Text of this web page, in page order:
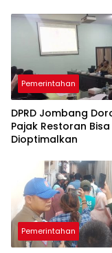
Tingkatkan Mutu
Pelayanan
Jombang
Pemerintahan
DPRD Jombang
Pajak Restoran Bisa
Dioptimalkan
Pemerintahan